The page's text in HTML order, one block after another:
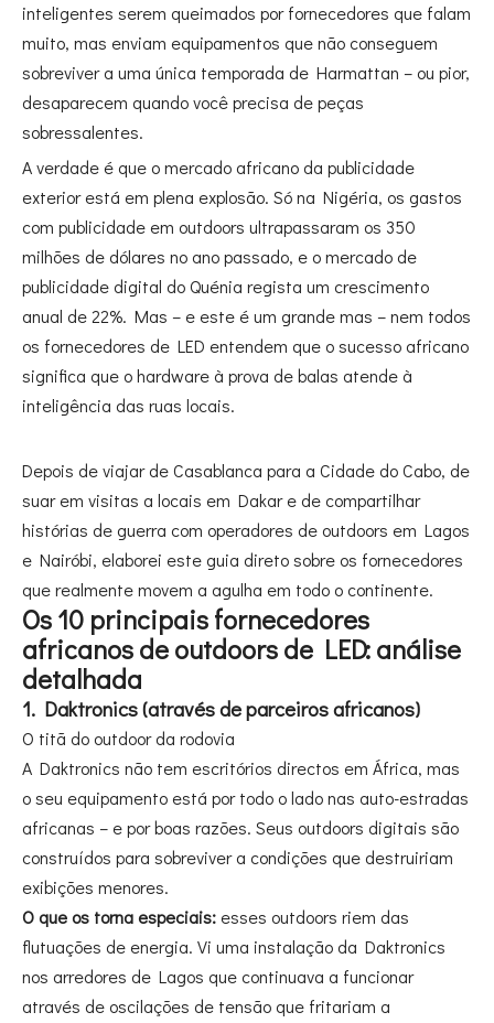
inteligentes serem queimados por fornecedores que falam
muito, mas enviam equipamentos que não conseguem
sobreviver a uma única temporada de Harmattan – ou pior,
desaparecem quando você precisa de peças
sobressalentes.
A verdade é que o mercado africano da publicidade
exterior está em plena explosão. Só na Nigéria, os gastos
com publicidade em outdoors ultrapassaram os 350
milhões de dólares no ano passado, e o mercado de
publicidade digital do Quénia regista um crescimento
anual de 22%. Mas – e este é um grande mas – nem todos
os fornecedores de LED entendem que o sucesso africano
significa que o hardware à prova de balas atende à
inteligência das ruas locais.
Depois de viajar de Casablanca para a Cidade do Cabo, de
suar em visitas a locais em Dakar e de compartilhar
histórias de guerra com operadores de outdoors em Lagos
e Nairóbi, elaborei este guia direto sobre os fornecedores
que realmente movem a agulha em todo o continente.
Os 10 principais fornecedores
africanos de outdoors de LED: análise
detalhada
1. Daktronics (através de parceiros africanos)
O titã do outdoor da rodovia
A Daktronics não tem escritórios directos em África, mas
o seu equipamento está por todo o lado nas auto-estradas
africanas – e por boas razões. Seus outdoors digitais são
construídos para sobreviver a condições que destruiriam
exibições menores.
O que os torna especiais: esses outdoors riem das
flutuações de energia. Vi uma instalação da Daktronics
nos arredores de Lagos que continuava a funcionar
através de oscilações de tensão que fritariam a